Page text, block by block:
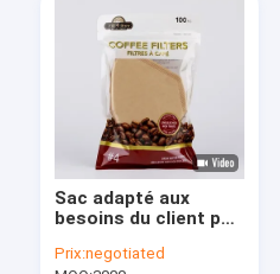
Sac adapté aux
besoins du client par
d'égouttement de
Prix:negotiated